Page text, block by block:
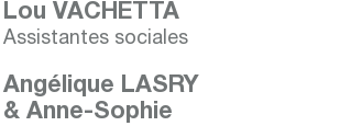
Lou VACHETTA
Assistantes sociales
Angélique LASRY
& Anne-Sophie